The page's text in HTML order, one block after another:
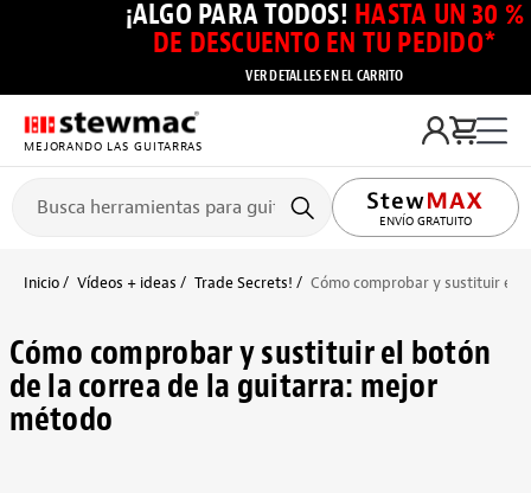
¡ALGO PARA TODOS! HASTA UN 30 %
DE DESCUENTO EN TU PEDIDO*
VER DETALLES EN EL CARRITO
MEJORANDO LAS GUITARRAS
ENVÍO GRATUITO
Inicio Vídeos + ideas Trade Secrets! Cómo comprobar y sustituir el
Cómo comprobar y sustituir el botón
de la correa de la guitarra: mejor
método